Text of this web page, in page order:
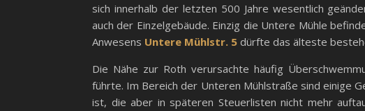
sich innerhalb der letzten 500 Jahre wesentlich
auch der Einzelgebäude. Einzig die Untere Mühle
Anwesens Untere Mühlstr. 5 dürfte das älteste
Die Nähe zur Roth verursachte häufig
führte. Im Bereich der Unteren Mühlstraße sind einige
ist, die aber in späteren Steuerlisten nicht mehr